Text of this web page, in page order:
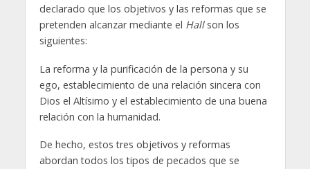
declarado que los objetivos y las reformas que se
pretenden alcanzar mediante el Hall son los
siguientes:
La reforma y la purificación de la persona y su
ego, establecimiento de una relación sincera con
Dios el Altísimo y el establecimiento de una buena
relación con la humanidad.
De hecho, estos tres objetivos y reformas
abordan todos los tipos de pecados que se